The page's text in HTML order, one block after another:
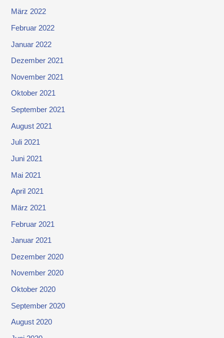
März 2022
Februar 2022
Januar 2022
Dezember 2021
November 2021
Oktober 2021
September 2021
August 2021
Juli 2021
Juni 2021
Mai 2021
April 2021
März 2021
Februar 2021
Januar 2021
Dezember 2020
November 2020
Oktober 2020
September 2020
August 2020